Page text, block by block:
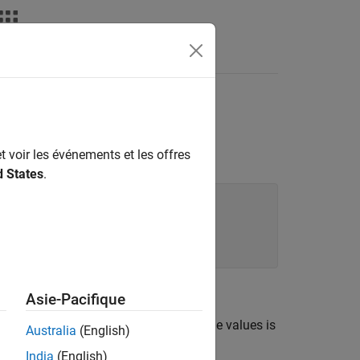
function, this error appears:
that stores the persistent variable values is
voir les événements et les offres
States.
Asie-Pacifique
Australia (English)
India (English)